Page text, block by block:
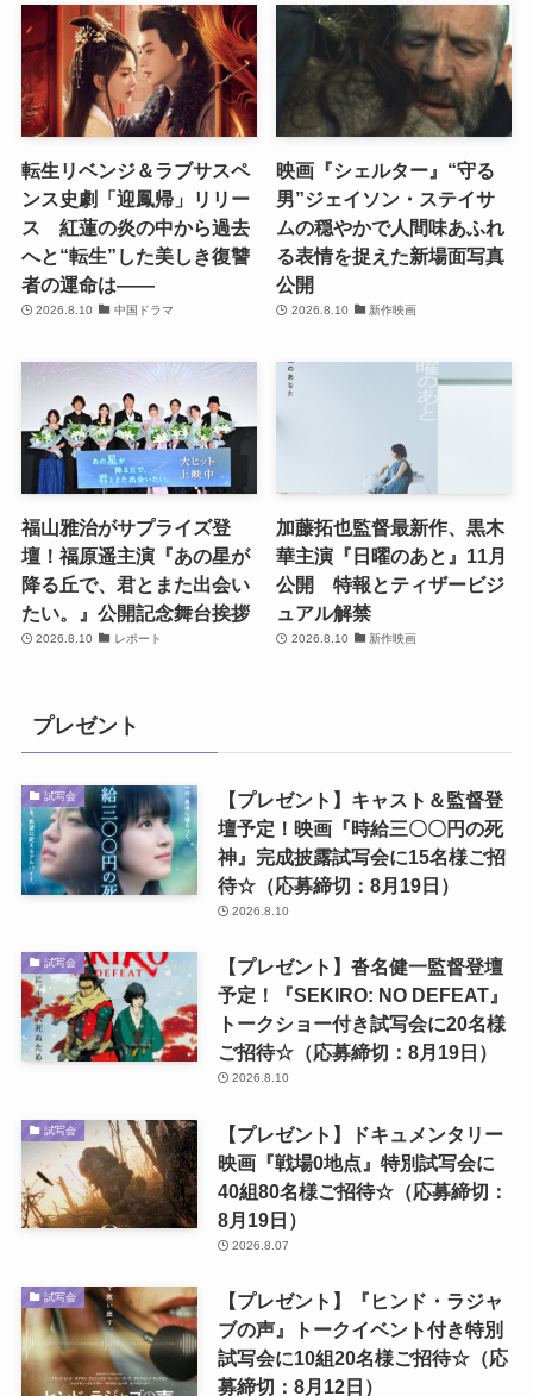
転生リベンジ＆ラブサスペ
ンス史劇「迎鳳帰」リリー
ス 紅蓮の炎の中から過去
へと“転生”した美しき復讐
者の運命は――
2026.8.10 中国ドラマ
映画『シェルター』“守る
男”ジェイソン・ステイサ
ムの穏やかで人間味あふれ
る表情を捉えた新場面写真
公開
2026.8.10 新作映画
福山雅治がサプライズ登
壇！福原遥主演『あの星が
降る丘で、君とまた出会い
たい。』公開記念舞台挨拶
2026.8.10 レポート
加藤拓也監督最新作、黒木
華主演『日曜のあと』11月
公開 特報とティザービジ
ュアル解禁
2026.8.10 新作映画
プレゼント
試写会
【プレゼント】キャスト＆監督登
壇予定！映画『時給三〇〇円の死
神』完成披露試写会に15名様ご招
待☆（応募締切：8月19日）
2026.8.10
試写会
【プレゼント】沓名健一監督登壇
予定！『SEKIRO: NO DEFEAT』
トークショー付き試写会に20名様
ご招待☆（応募締切：8月19日）
2026.8.10
試写会
【プレゼント】ドキュメンタリー
映画『戦場0地点』特別試写会に
40組80名様ご招待☆（応募締切：
8月19日）
2026.8.07
試写会
【プレゼント】『ヒンド・ラジャ
ブの声』トークイベント付き特別
試写会に10組20名様ご招待☆（応
募締切：8月12日）